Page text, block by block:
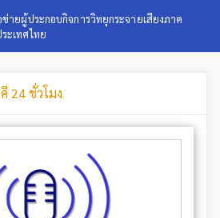
ข่ายผู้ประกอบกิจการวิทยุกระจายเสียงภาค
ะเทศไทย
24 ชั่วโมง